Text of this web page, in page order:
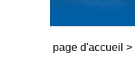
page d'accueil >